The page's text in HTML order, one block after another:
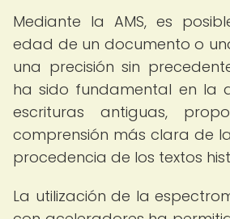
Mediante la AMS, es
edad de un documento o
una precisión sin
ha sido fundamental en la
escrituras antiguas,
comprensión más clara de
procedencia de los textos
La utilización de la